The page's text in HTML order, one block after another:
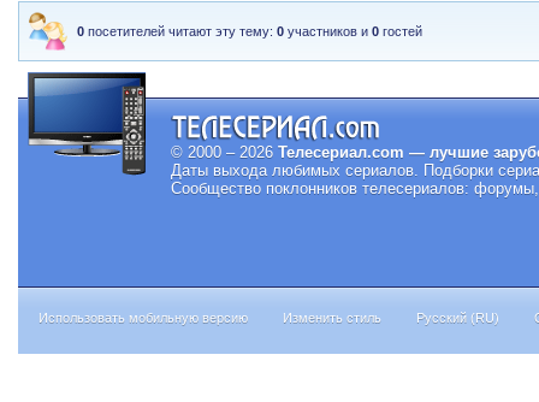
0 посетителей читают эту тему:0 участников и0 гостей
© 2000 – 2026 Телесериал.com — лучшие
Даты выхода любимых сериалов. Подборки
Сообщество поклонников телесериалов:
Использовать мобильную версию Изменить стиль Русский (RU)